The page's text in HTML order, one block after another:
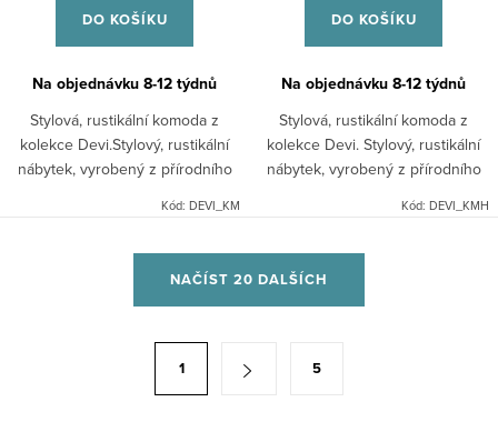
DO KOŠÍKU
Na objednávku 8-12 týdnů
Stylová, rustikální komoda z
kolekce Devi.Stylový, rustikální
nábytek, vyrobený z přírodního
je dodávána v celku. 4x zásuvka
Kód: DEVI_KM
DO KOŠÍKU
Na objednávku 8-12 týdnů
Stylová, rustikální komoda z
kolekce Devi. Stylový, rustikální
nábytek, vyrobený z přírodního
je dodávána v celku. 3x zásuvka,
Kód: DEVI_KMH
NAČÍST 20 DALŠÍCH
1 5